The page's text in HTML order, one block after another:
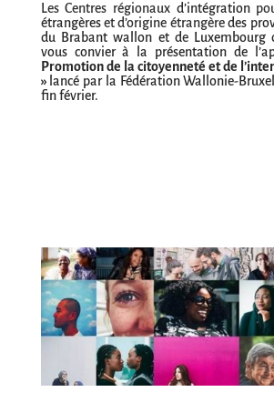
Les Centres régionauxd’intégration
étrangères et d’origine étrangèredes
du Brabant wallon et deLuxembourg
vous convier à la présentation de
Promotion de la citoyenneté et de
» lancé par la Fédération Wallonie-
fin février.